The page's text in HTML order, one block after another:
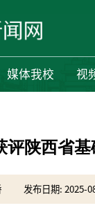
媒体我校 视
评陕西省
发布日期: 2025-